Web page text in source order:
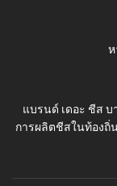
ห
แบรนด์ เดอะ ชีส
การผลิตชีสในท้องถิ่